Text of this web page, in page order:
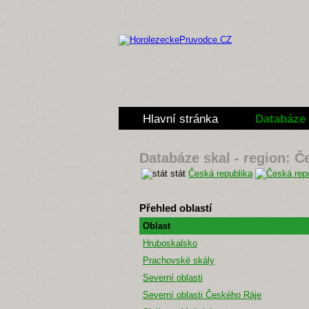
Hlavní stránka Databáze
Databáze skal - region:
stát Česká republika
Přehled oblastí
Oblast
Hruboskalsko
Prachovské skály
Severní oblasti
Severní oblasti Českého Ráje